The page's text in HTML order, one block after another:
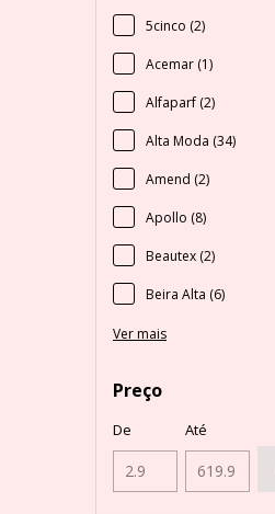
5cinco (2)
Acemar (1)
Alfaparf (2)
Alta Moda (34)
Amend (2)
Apollo (8)
Beautex (2)
Beira Alta (6)
Ver mais
Preço
De Até